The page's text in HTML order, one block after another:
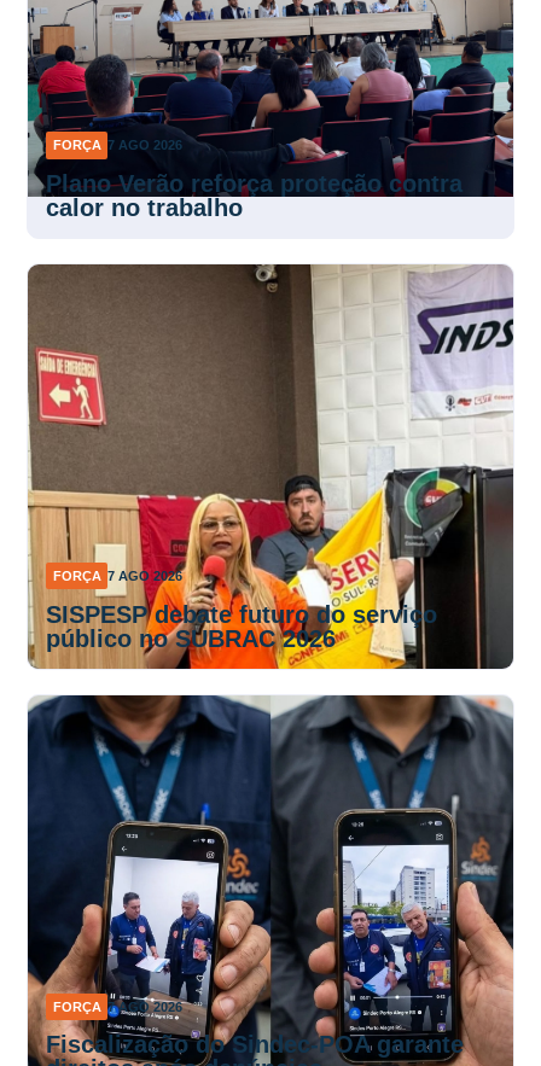
FORÇA 7 AGO 2026
Plano Verão reforça proteção contra
calor no trabalho
FORÇA 7 AGO 2026
SISPESP debate futuro do serviço
público no SUBRAC 2026
FORÇA 7 AGO 2026
Fiscalização do Sindec-POA garante